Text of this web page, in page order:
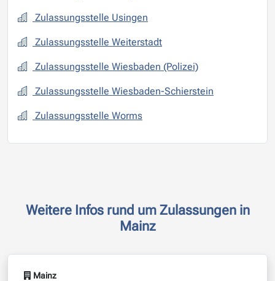
Zulassungsstelle Usingen
Zulassungsstelle Weiterstadt
Zulassungsstelle Wiesbaden (Polizei)
Zulassungsstelle Wiesbaden-Schierstein
Zulassungsstelle Worms
Weitere Infos rund um Zulassungen in
Mainz
Mainz